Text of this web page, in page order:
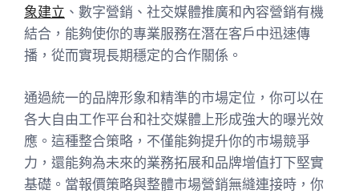
象建立 、數字營銷、社交媒體推廣和內容營銷有機
結合，能夠使你的專業服務在潛在客戶中迅速傳
播，從而實現長期穩定的合作關係。
通過統一的品牌形象和精準的市場定位，你可以在
各大自由工作平台和社交媒體上形成強大的曝光效
應。這種整合策略，不僅能夠提升你的市場競爭
力，還能夠為未來的業務拓展和品牌增值打下堅實
基礎。當報價策略與整體市場營銷無縫連接時，你